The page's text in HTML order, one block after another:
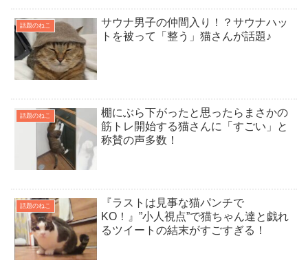
話題のねこ
サウナ男子の仲間入り！？サウナハッ
トを被って「整う」猫さんが話題♪
話題のねこ
棚にぶら下がったと思ったらまさかの
筋トレ開始する猫さんに「すごい」と
称賛の声多数！
話題のねこ
『ラストは見事な猫パンチで
KO！』”小人視点”で猫ちゃん達と戯れ
るツイートの結末がすごすぎる！